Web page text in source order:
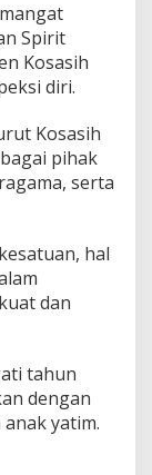
Spirit
Kosasih
diri.
Kosasih
pihak
serta
hal
dan
tahun
dengan
yatim.